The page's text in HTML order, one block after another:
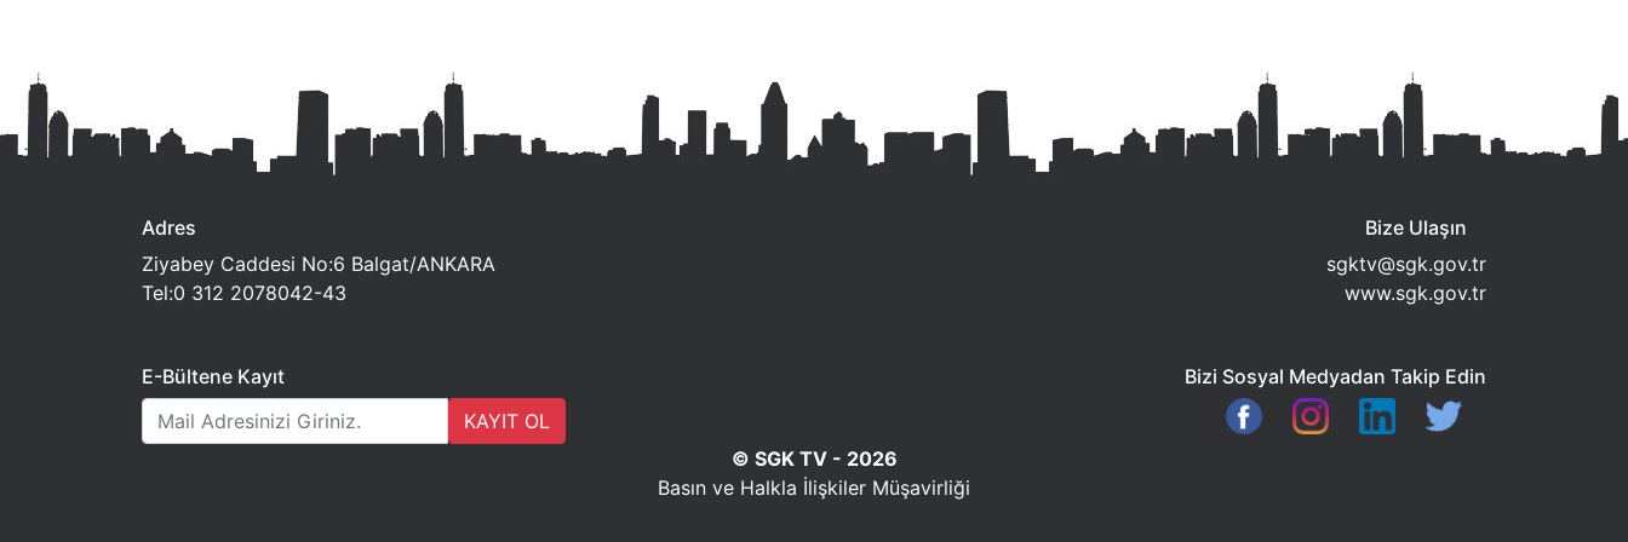
Adres
Ziyabey Caddesi No:6 Balgat/ANKARA
Tel:0 312 2078042-43
Bize Ulaşın
sgktv@sgk.gov.tr
www.sgk.gov.tr
E-Bültene Kayıt
KAYIT OL
Bizi Sosyal Medyadan Takip Edin
© SGK TV - 2026
Basın ve Halkla İlişkiler Müşavirliği